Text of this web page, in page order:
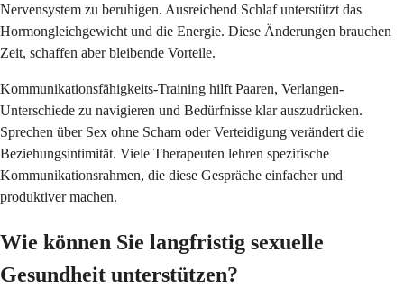
Nervensystem zu beruhigen. Ausreichend Schlaf unterstützt das
Hormongleichgewicht und die Energie. Diese Änderungen brauchen
Zeit, schaffen aber bleibende Vorteile.
Kommunikationsfähigkeits-Training hilft Paaren, Verlangen-
Unterschiede zu navigieren und Bedürfnisse klar auszudrücken.
Sprechen über Sex ohne Scham oder Verteidigung verändert die
Beziehungsintimität. Viele Therapeuten lehren spezifische
Kommunikationsrahmen, die diese Gespräche einfacher und
produktiver machen.
Wie können Sie langfristig sexuelle
Gesundheit unterstützen?